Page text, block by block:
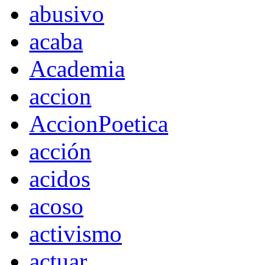
abusivo
acaba
Academia
accion
AccionPoetica
acción
acidos
acoso
activismo